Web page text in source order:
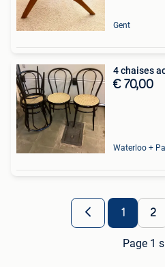
Gent
4 chaises
€ 70,00
1 2
Page 1